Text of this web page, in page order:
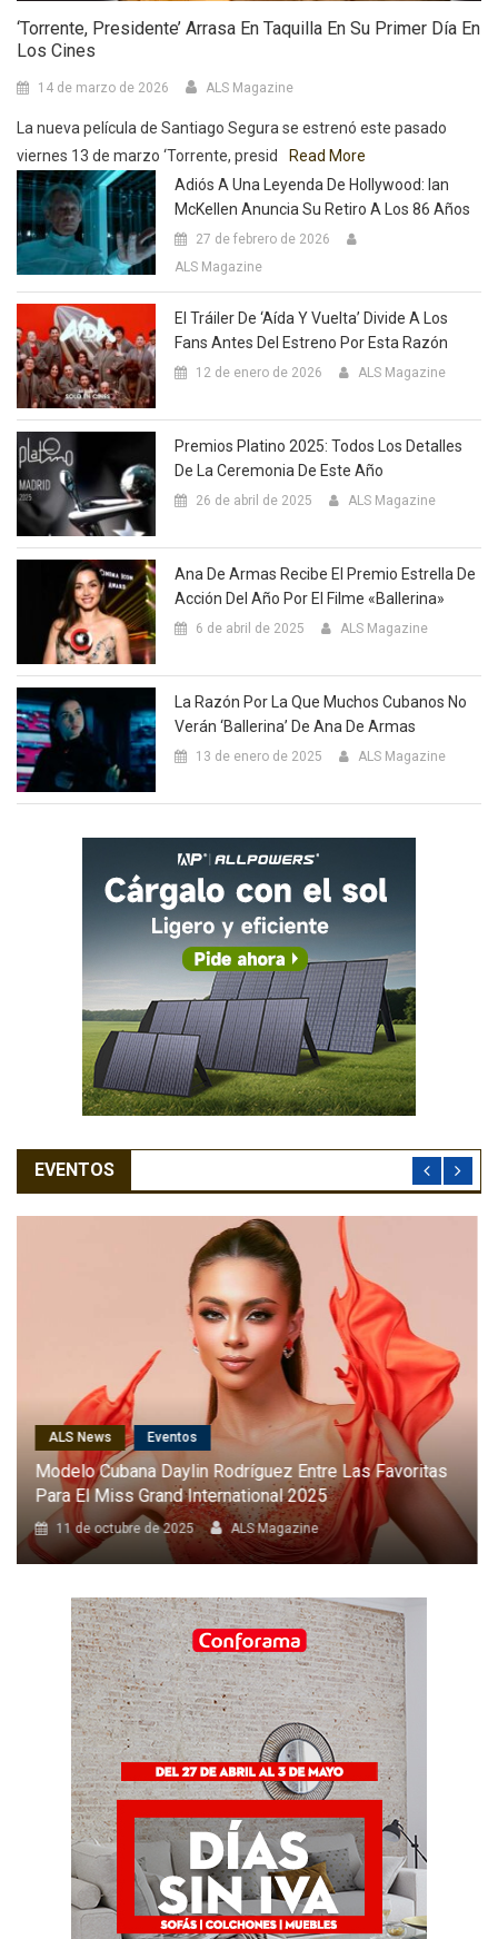
‘Torrente, Presidente’ Arrasa En Taquilla En Su Primer Día En
Los Cines
14 de marzo de 2026 ALS Magazine
La nueva película de Santiago Segura se estrenó este pasado
viernes 13 de marzo ‘Torrente, presid
Read More
Adiós A Una Leyenda De Hollywood: Ian
McKellen Anuncia Su Retiro A Los 86 Años
27 de febrero de 2026
ALS Magazine
El Tráiler De ‘Aída Y Vuelta’ Divide A Los
Fans Antes Del Estreno Por Esta Razón
12 de enero de 2026 ALS Magazine
Premios Platino 2025: Todos Los Detalles
De La Ceremonia De Este Año
26 de abril de 2025 ALS Magazine
Ana De Armas Recibe El Premio Estrella De
Acción Del Año Por El Filme «Ballerina»
6 de abril de 2025 ALS Magazine
La Razón Por La Que Muchos Cubanos No
Verán ‘Ballerina’ De Ana De Armas
13 de enero de 2025 ALS Magazine
EVENTOS
ALS News Cantantes
Karol G Será La Primera Latina En Cantar En El Desfile
Anual De Victoria’s Secret
8 de octubre de 2025 ALS Magazine